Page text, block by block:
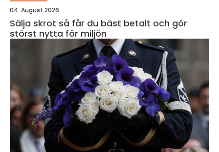
04. August 2026
Sälja skrot så får du bäst betalt och gör
störst nytta för miljön